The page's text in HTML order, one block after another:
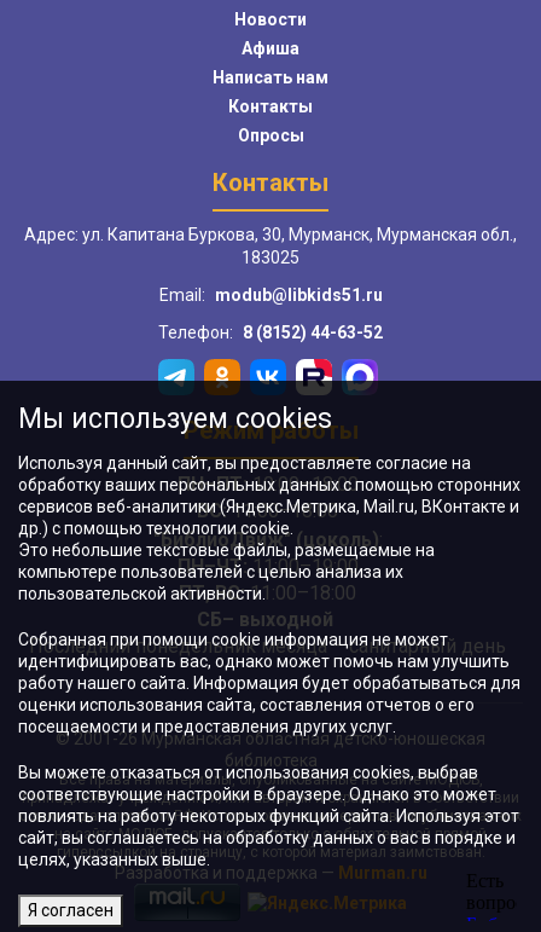
Новости
Афиша
Написать нам
Контакты
Опросы
Контакты
Адрес: ул. Капитана Буркова, 30, Мурманск, Мурманская обл.,
183025
Email:
modub@libkids51.ru
Телефон:
8 (8152) 44-63-52
Режим работы
ПН–ПТ:10:00–18:00
ВС:11:00–18:00
"БиблиоДвиж" (цоколь):
ПН–ЧТ:11:00–19:00
ПТ, ВС:11:00–18:00
СБ– выходной
Последний понедельник месяца – санитарный день
© 2001-26 Мурманская областная детско-юношеская
библиотека
Все права на материалы, опубликованные на сайте МОДЮБ,
принадлежат учреждению и/или авторам и охраняются в соответствии
с законодательством РФ. Использование материалов, опубликованных
на сайте МОДЮБ, допускается только с обязательной прямой
гиперссылкой на страницу, с которой материал заимствован.
Разработка и поддержка — Murman.ru
Мы используем cookies
Используя данный сайт, вы предоставляете согласие на
обработку ваших персональных данных с помощью сторонних
сервисов веб-аналитики (Яндекс.Метрика, Mail.ru, ВКонтакте и
др.) с помощью технологии cookie.
Это небольшие текстовые файлы, размещаемые на
компьютере пользователей с целью анализа их
пользовательской активности.
Собранная при помощи cookie информация не может
идентифицировать вас, однако может помочь нам улучшить
работу нашего сайта. Информация будет обрабатываться для
оценки использования сайта, составления отчетов о его
посещаемости и предоставления других услуг.
Вы можете отказаться от использования cookies, выбрав
соответствующие настройки в браузере. Однако это может
повлиять на работу некоторых функций сайта. Используя этот
сайт, вы соглашаетесь на обработку данных о вас в порядке и
целях, указанных выше.
Я согласен